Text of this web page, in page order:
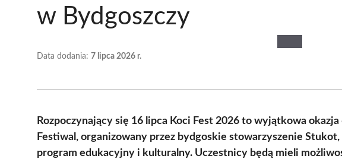
w Bydgoszczy
Data dodania: 7 lipca 2026 r.
Rozpoczynający się 16 lipca Koci Fest 2026 to wyjątkowa
Festiwal, organizowany przez bydgoskie stowarzyszenie
program edukacyjny i kulturalny. Uczestnicy będą mieli